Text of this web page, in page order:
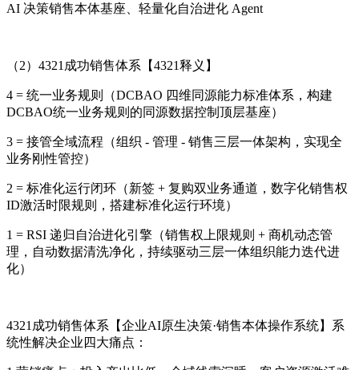
AI 决策销售本体基座、轻量化自治进化 Agent
（2） 4321成功销售体系【4321释义】
4 = 统一业务规则（DCBAO 四维同源能力标准体系，构建
DCBAO统一业务规则的同源数据控制顶层基座）
3 = 接管全域流程（组织 - 管理 - 销售三层一体架构，实现全
业务刚性管控）
2 = 标准化运行闭环（新签 + 复购双业务通道，数字化销售权
ID激活时限规则，搭建标准化运行环境）
1 = RSI 递归自治进化引擎（销售权上限规则 + 商机动态管
理，自动数据清洗净化，持续驱动三层一体组织能力迭代进
化）
4321成功销售体系【企业AI原生决策·销售本体操作系统】系
统性解决企业四大痛点：